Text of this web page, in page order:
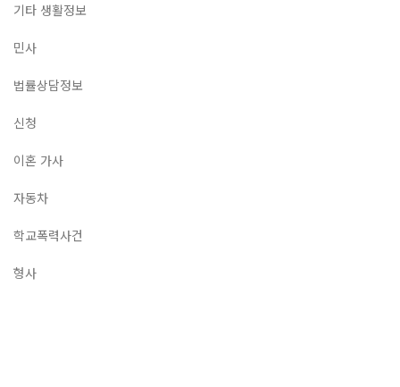
기타 생활정보
민사
법률상담정보
신청
이혼 가사
자동차
학교폭력사건
형사